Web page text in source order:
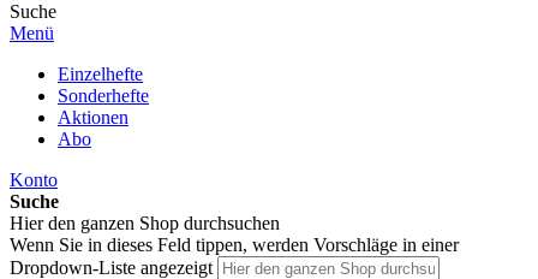
Suche
Menü
Einzelhefte
Sonderhefte
Aktionen
Abo
Konto
Suche
Hier den ganzen Shop durchsuchen
Wenn Sie in dieses Feld tippen, werden Vorschläge in einer
Dropdown-Liste angezeigt